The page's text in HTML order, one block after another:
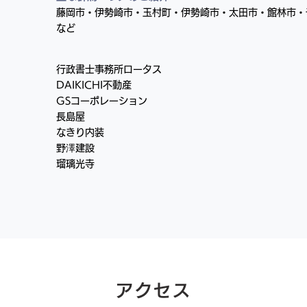
藤岡市・伊勢崎市・玉村町・伊勢崎市・太田市・館林市
など
行政書士事務所ロータス
DAIKICHI不動産
GSコーポレーション
長島屋
なきり内装
野澤建設
瑠璃光寺
アクセス